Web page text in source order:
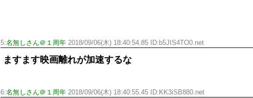
5:名無しさん＠１周年 2018/09/06(木) 18:40:54.85 ID:b5JIS4TO0.net
ますます映画離れが加速するな
6:名無しさん＠１周年 2018/09/06(木) 18:40:55.45 ID:KK3iSB880.net